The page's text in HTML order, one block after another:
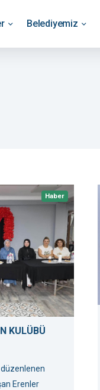
Belediyemiz
Haber
KULÜBÜ
düzenlenen
Erenler